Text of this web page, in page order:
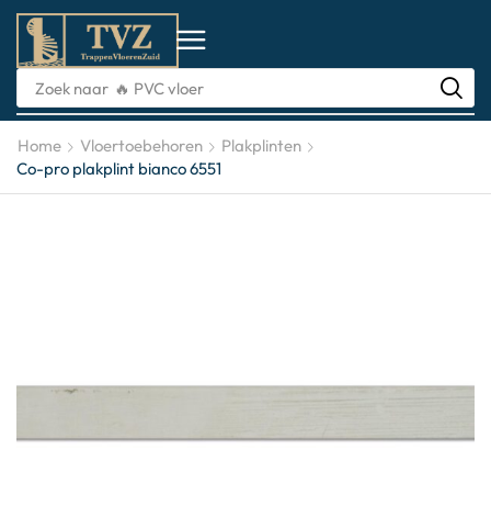
Zoek naar 🔥 PVC vloer
Home Vloertoebehoren
Plakplinten
Co-pro plakplint bianco 6551